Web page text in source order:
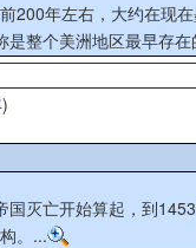
200年左右，大约在现
是整个美洲地区最早存
)
国灭亡开始算起，到
。...